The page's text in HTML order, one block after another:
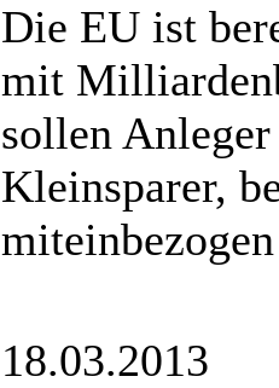
Die EU ist
mit
sollen
Kleinsparer,
18.03.2013